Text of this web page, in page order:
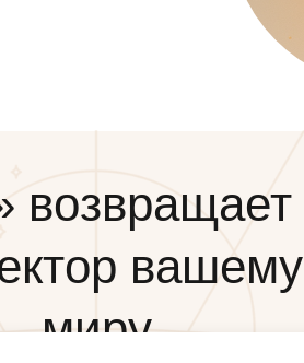
возвращает
миру